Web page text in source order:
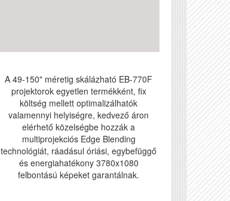
A 49-150" méretig skálázható EB-770F
projektorok egyetlen termékként, fix
költség mellett optimalizálhatók
valamennyi helyiségre, kedvező áron
elérhető közelségbe hozzák a
multiprojekciós Edge Blending
technológiát, ráadásul óriási, egybefüggő
és energiahatékony 3780x1080
felbontású képeket garantálnak.